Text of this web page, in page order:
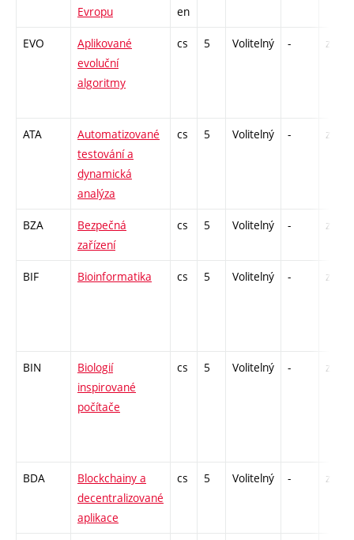
Evropu
en
EVO
Aplikované
evoluční
algoritmy
cs 5 Volitelný - zk
ATA
Automatizované
testování a
dynamická
analýza
cs 5 Volitelný - zk
BZA
Bezpečná
zařízení
cs 5 Volitelný - zk
BIF Bioinformatika cs 5 Volitelný - zk
BIN
Biologií
inspirované
počítače
cs 5 Volitelný - zk
BDA
Blockchainy a
decentralizované
aplikace
cs 5 Volitelný - zá,zk